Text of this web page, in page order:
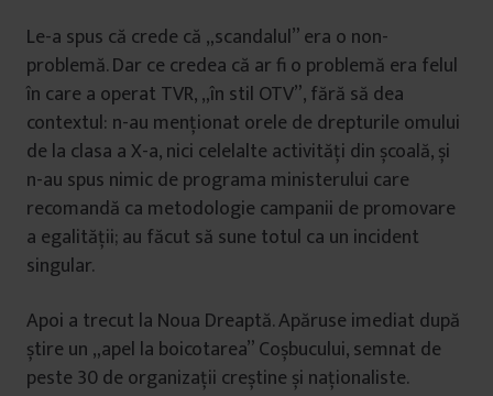
Le-a spus că crede că „scandalul” era o non-
problemă. Dar ce credea că ar fi o problemă era felul
în care a operat TVR, „în stil OTV”, fără să dea
contextul: n-au menționat orele de drepturile omului
de la clasa a X-a, nici celelalte activități din școală, și
n-au spus nimic de programa ministerului care
recomandă ca metodologie campanii de promovare
a egalității; au făcut să sune totul ca un incident
singular.
Apoi a trecut la Noua Dreaptă. Apăruse imediat după
știre un „apel la boicotarea” Coșbucului, semnat de
peste 30 de organizații creștine și naționaliste.